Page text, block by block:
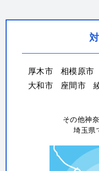
厚木市 相模原市
大和市
座間市
その他神
埼玉県